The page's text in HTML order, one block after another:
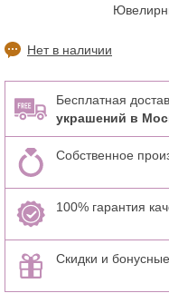
Нет в наличии
Бесплатная
украшений в
Собственное
100% гарантия
Скидки и